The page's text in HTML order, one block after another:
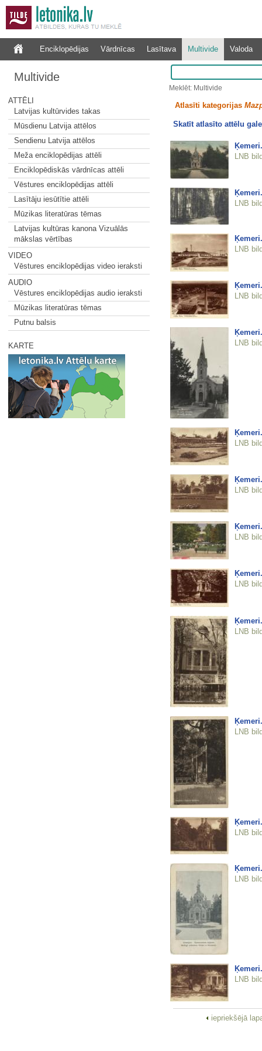
Enciklopēdijas Vārdnīcas Lasītava Multivide Valoda
Multivide
ATTĒLI
Latvijas kultūrvides takas
Mūsdienu Latvija attēlos
Sendienu Latvija attēlos
Meža enciklopēdijas attēli
Enciklopēdiskās vārdnīcas attēli
Vēstures enciklopēdijas attēli
Lasītāju iesūtītie attēli
Mūzikas literatūras tēmas
Latvijas kultūras kanona Vizuālās
mākslas vērtības
VIDEO
Vēstures enciklopēdijas video ieraksti
AUDIO
Vēstures enciklopēdijas audio ieraksti
Mūzikas literatūras tēmas
Putnu balsis
KARTE
Meklēt: Multivide
Atlasīti kategorijas
Skatīt atlasīto attēlu
LNB
LNB
LNB
LNB
LNB
LNB
LNB
LNB
LNB
LNB
LNB
LNB
LNB
LNB
iepriekšējā